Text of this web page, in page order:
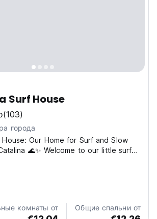
Surf House
(103)
города
House: Our Home for Surf and Slow
🌊✨ Welcome to our little surf
of Santa Catalina, Panama. We’re
beach town known for its
комнаты от Общие спальни от